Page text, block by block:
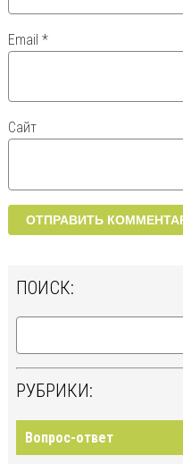
Email *
Сайт
ПОИСК:
РУБРИКИ:
Вопрос-ответ